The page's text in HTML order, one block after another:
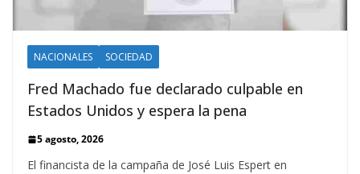
NACIONALES SOCIEDAD
Fred Machado fue declarado culpable en
Estados Unidos y espera la pena
5 agosto, 2026
El financista de la campaña de José Luis Espert en